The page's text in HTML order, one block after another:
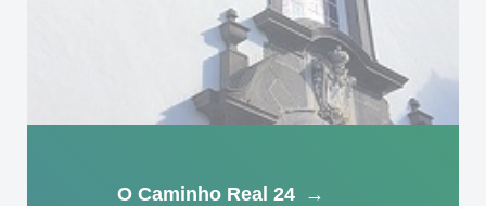
O Caminho Real 24 →